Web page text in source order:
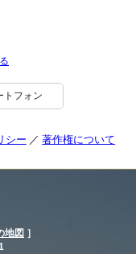
トフォン
シー 著作権について
地図 ］